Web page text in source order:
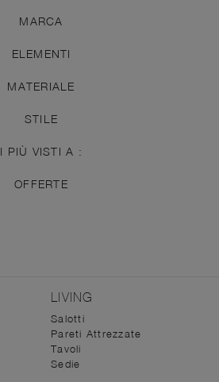
MARCA
ELEMENTI
MATERIALE
STILE
I PIÙ VISTI A :
OFFERTE
LIVING
Salotti
Pareti Attrezzate
Tavoli
Sedie